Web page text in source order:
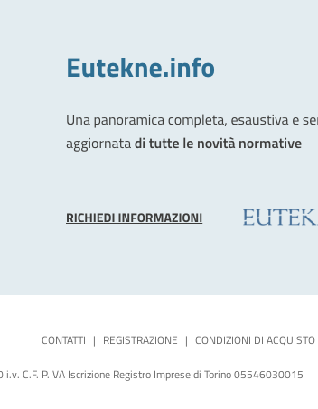
CONTATTI | REGISTRAZIONE | CONDIZIONI DI ACQUISTO
C.F. P.IVA Iscrizione Registro Imprese di Torino 05546030015